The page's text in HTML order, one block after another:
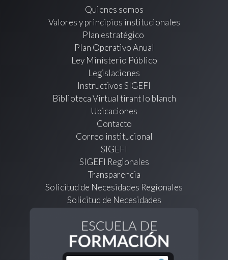
Quienes somos
Valores y principios institucionales
Plan estratégico
Plan Operativo Anual
Ley Ministerio Público
Legislaciones
Instructivos SIGEFI
Biblioteca Virtual tirant lo blanch
Ubicaciones
Contacto
Correo institucional
SIGEFI
SIGEFI Regionales
Transparencia
Solicitud de Necesidades Regionales
Solicitud de Necesidades